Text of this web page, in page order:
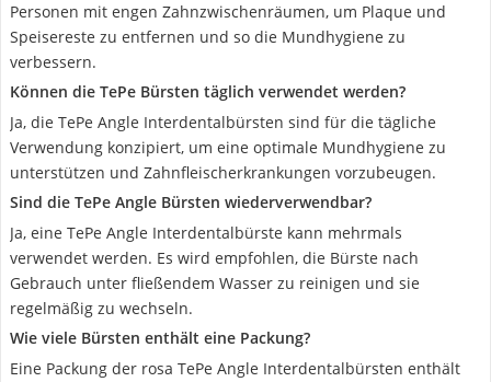
Personen mit engen Zahnzwischenräumen, um Plaque und
Speisereste zu entfernen und so die Mundhygiene zu
verbessern.
Können die TePe Bürsten täglich verwendet werden?
Ja, die TePe Angle Interdentalbürsten sind für die tägliche
Verwendung konzipiert, um eine optimale Mundhygiene zu
unterstützen und Zahnfleischerkrankungen vorzubeugen.
Sind die TePe Angle Bürsten wiederverwendbar?
Ja, eine TePe Angle Interdentalbürste kann mehrmals
verwendet werden. Es wird empfohlen, die Bürste nach
Gebrauch unter fließendem Wasser zu reinigen und sie
regelmäßig zu wechseln.
Wie viele Bürsten enthält eine Packung?
Eine Packung der rosa TePe Angle Interdentalbürsten enthält